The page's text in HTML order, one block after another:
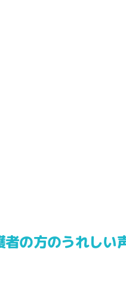
者の方のうれしい